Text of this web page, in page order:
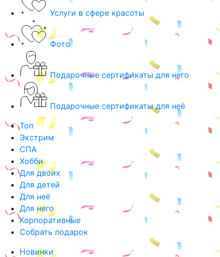
Услуги в сфере красоты
Фото
Подарочные сертификаты для него
Подарочные сертификаты для неё
Топ
Экстрим
СПА
Хобби
Для двоих
Для детей
Для неё
Для него
Корпоративные
Собрать подарок
Новинки